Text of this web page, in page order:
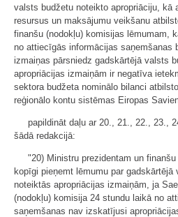
valsts budžetu noteikto apropriāciju, kā
resursus un maksājumu veikšanu
finanšu (nodokļu) komisijas lēmumam,
no attiecīgās informācijas saņemšanas
izmaiņas pārsniedz gadskārtējā valsts
apropriācijas izmaiņām ir negatīva
sektora budžeta nominālo bilanci
reģionālo kontu sistēmas Eiropas
papildināt daļu ar 20., 21., 22., 23.,
šādā redakcijā:
"20) Ministru prezidentam un
kopīgi pieņemt lēmumu par
noteiktās apropriācijas izmaiņām, ja
(nodokļu) komisija 24 stundu laikā no
saņemšanas nav izskatījusi